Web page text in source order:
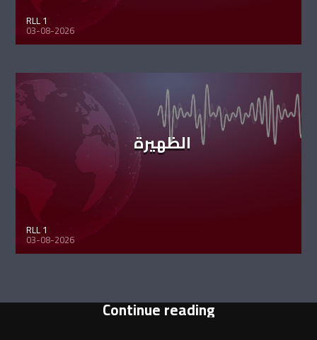
RLL 1
03-08-2026
الظهيرة
RLL 1
03-08-2026
Continue reading